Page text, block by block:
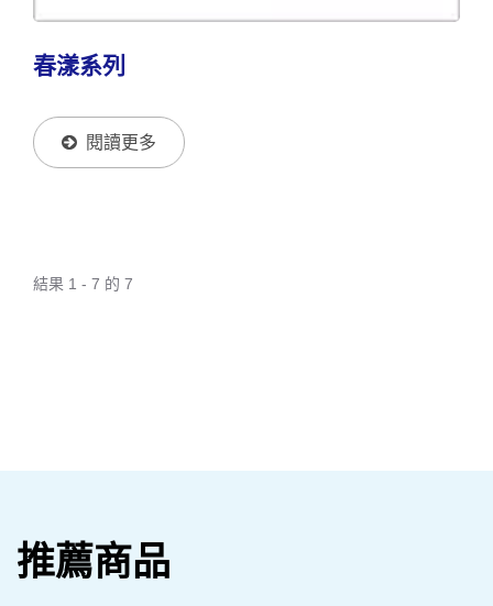
春漾系列
閱讀更多
結果 1 - 7 的 7
推薦商品